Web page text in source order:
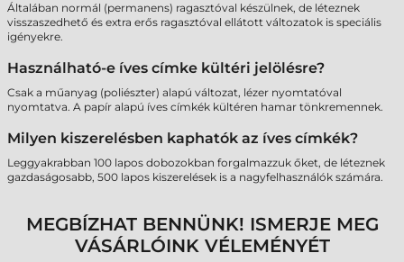
Általában normál (permanens) ragasztóval készülnek, de léteznek
visszaszedhető és extra erős ragasztóval ellátott változatok is speciális
igényekre.
Használható-e íves címke kültéri jelölésre?
Csak a műanyag (poliészter) alapú változat, lézer nyomtatóval
nyomtatva. A papír alapú íves címkék kültéren hamar tönkremennek.
Milyen kiszerelésben kaphatók az íves címkék?
Leggyakrabban 100 lapos dobozokban forgalmazzuk őket, de léteznek
gazdaságosabb, 500 lapos kiszerelések is a nagyfelhasználók számára.
MEGBÍZHAT BENNÜNK! ISMERJE MEG
VÁSÁRLÓINK VÉLEMÉNYÉT